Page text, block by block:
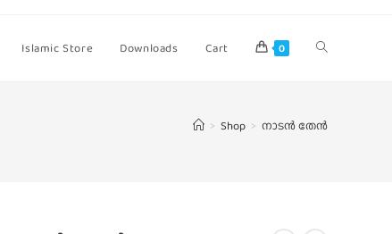
Islamic Store Downloads Cart 0
> Shop > നാടൻ തേൻ